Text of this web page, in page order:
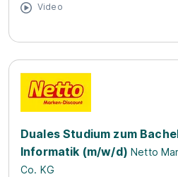
Video
Duales Studium zum
Informatik (m/w/d) Netto
Co. KG